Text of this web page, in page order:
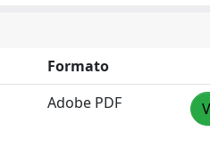
Formato
Adobe PDF